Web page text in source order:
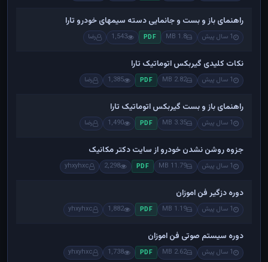
راهنمای باز و بست و جانمایی دسته سیمهای خودرو تارا
1 سال پیش 1.8 MB
PDF
1,543 رضا
نکات کلیدی گیربکس اتوماتیک تارا
1 سال پیش 2.82 MB
PDF
1,385 رضا
راهنمای باز و بست گیربکس اتوماتیک تارا
1 سال پیش 3.35 MB
PDF
1,490 رضا
جزوه روشن نشدن خودرو از سایت دکتر مکانیک
1 سال پیش 11.79 MB
PDF
2,298
yhxyhxc
دوره دزگیر فن اموزان
1 سال پیش 1.19 MB
PDF
1,882
yhxyhxc
دوره سیستم صوتی فن اموزان
1 سال پیش 2.62 MB
PDF
1,738
yhxyhxc